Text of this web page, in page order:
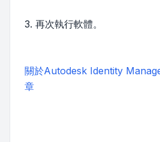
3. 再次執行軟體。
關於Autodesk Identity
章